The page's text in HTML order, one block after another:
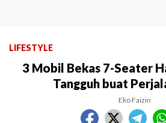
LIFESTYLE
3 Mobil Bekas 7-Seater
Tangguh buat
Eko Faizin